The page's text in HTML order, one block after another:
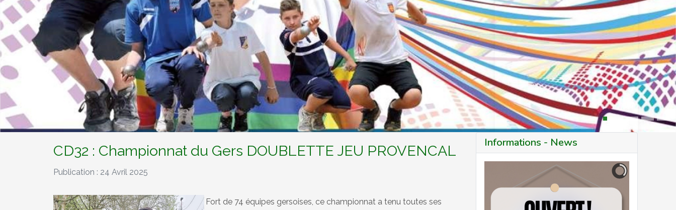
Crédit Photo F.F.P.J.P. Marseille
Informations - News
CD32 : Championnat du Gers DOUBLETTE JEU PROVENCAL
Publication : 24 Avril 2025
Fort de 74 équipes gersoises, ce championnat a tenu toutes ses